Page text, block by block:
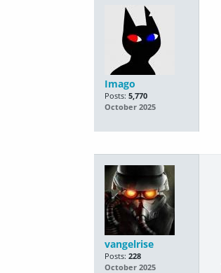
Imago
Posts: 5,770
October 2025
vangelrise
Posts: 228
October 2025